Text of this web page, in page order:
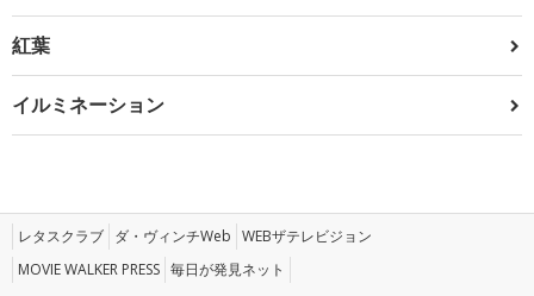
紅葉
イルミネーション
レタスクラブ ダ・ヴィンチWeb WEBザテレビジョン
MOVIE WALKER PRESS 毎日が発見ネット